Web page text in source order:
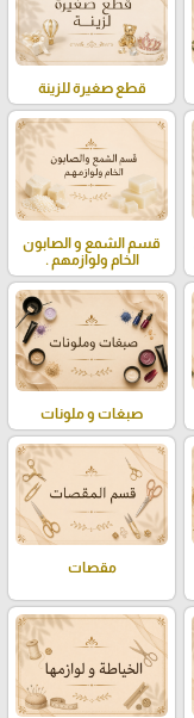
قطع صغيرة للزينة
قسم الشمع و الصابون
الخام ولوازمهم .
صبغات و ملونات
مقصات